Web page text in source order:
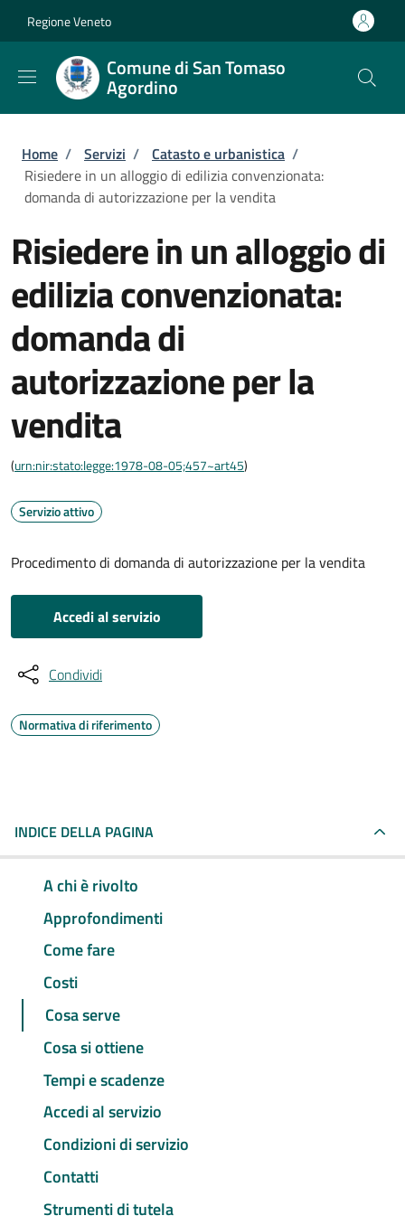
Regione Veneto
Comune di San Tomaso
Agordino
Briciole di pane
Home / Servizi / Catasto e urbanistica /
Risiedere in un alloggio di edilizia convenzionata:
domanda di autorizzazione per la vendita
Risiedere in un alloggio di
edilizia convenzionata:
domanda di
autorizzazione per la
vendita
(urn:nir:stato:legge:1978-08-05;457~art45)
Servizio attivo
Procedimento di domanda di autorizzazione per la vendita
Accedi al servizio
Condividi
Normativa di riferimento
INDICE DELLA PAGINA
A chi è rivolto
Approfondimenti
Come fare
Costi
Cosa serve
Cosa si ottiene
Tempi e scadenze
Accedi al servizio
Condizioni di servizio
Contatti
Strumenti di tutela